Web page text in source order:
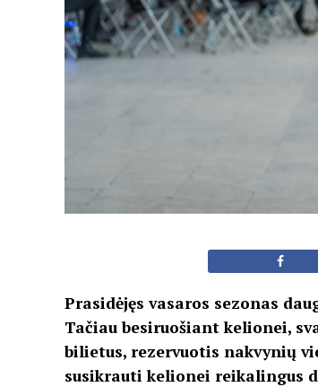
Prasidėjęs vasaros sezonas
Tačiau besiruošiant kelionei,
bilietus, rezervuotis nakvynių
susikrauti kelionei reikalingus